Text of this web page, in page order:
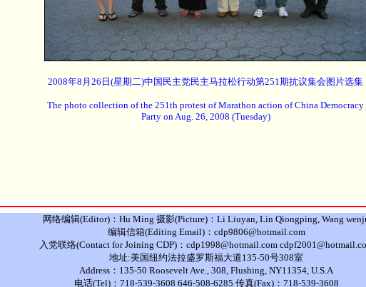
2008年8月26日(星期二)中国民主党民主马拉松行动第251期抗议集会图片选集
The photo collection of the 251th protest of Marathon action of China Democracy
Party on Aug. 26, 2008 (Tuesday)
网络编辑(Editor)：Hu Ming 摄影(Picture)：Li Liuyan, Lin Qiongping, Wang
编辑信箱(Editing Email)：cdp9806@hotmail.com
入党联络(Contact for Joining CDP)：cdp1998@hotmail.com
地址:美国纽约法拉盛罗斯福大道135-50号308室
Address：135-50 Roosevelt Ave., 308, Flushing, NY11354, U.S.A
电话(Tel)：718-539-3608 646-508-6285 传真(Fax)：718-539-3608